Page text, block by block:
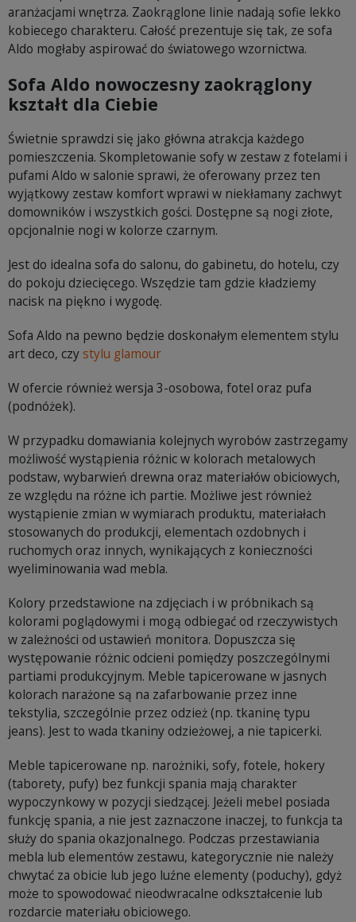
aranżacjami wnętrza. Zaokrąglone linie nadają sofie lekko
kobiecego charakteru. Całość prezentuje się tak, ze sofa
Aldo mogłaby aspirować do światowego wzornictwa.
Sofa Aldo nowoczesny zaokrąglony
kształt dla Ciebie
Świetnie sprawdzi się jako główna atrakcja każdego
pomieszczenia. Skompletowanie sofy w zestaw z fotelami i
pufami Aldo w salonie sprawi, że oferowany przez ten
wyjątkowy zestaw komfort wprawi w niekłamany zachwyt
domowników i wszystkich gości. Dostępne są nogi złote,
opcjonalnie nogi w kolorze czarnym.
Jest do idealna sofa do salonu, do gabinetu, do hotelu, czy
do pokoju dziecięcego. Wszędzie tam gdzie kładziemy
nacisk na piękno i wygodę.
Sofa Aldo na pewno będzie doskonałym elementem stylu
art deco, czystylu glamour
W ofercie również wersja 3-osobowa, fotel oraz pufa
(podnóżek).
W przypadku domawiania kolejnych wyrobów zastrzegamy
możliwość wystąpienia różnic w kolorach metalowych
podstaw, wybarwień drewna oraz materiałów obiciowych,
ze względu na różne ich partie. Możliwe jest również
wystąpienie zmian w wymiarach produktu, materiałach
stosowanych do produkcji, elementach ozdobnych i
ruchomych oraz innych, wynikających z konieczności
wyeliminowania wad mebla.
Kolory przedstawione na zdjęciach i w próbnikach są
kolorami poglądowymi i mogą odbiegać od rzeczywistych
w zależności od ustawień monitora. Dopuszcza się
występowanie różnic odcieni pomiędzy poszczególnymi
partiami produkcyjnym. Meble tapicerowane w jasnych
kolorach narażone są na zafarbowanie przez inne
tekstylia, szczególnie przez odzież (np. tkaninę typu
jeans). Jest to wada tkaniny odzieżowej, a nie tapicerki.
Meble tapicerowane np. narożniki, sofy, fotele, hokery
(taborety, pufy) bez funkcji spania mają charakter
wypoczynkowy w pozycji siedzącej. Jeżeli mebel posiada
funkcję spania, a nie jest zaznaczone inaczej, to funkcja ta
służy do spania okazjonalnego. Podczas przestawiania
mebla lub elementów zestawu, kategorycznie nie należy
chwytać za obicie lub jego luźne elementy (poduchy), gdyż
może to spowodować nieodwracalne odkształcenie lub
rozdarcie materiału obiciowego.